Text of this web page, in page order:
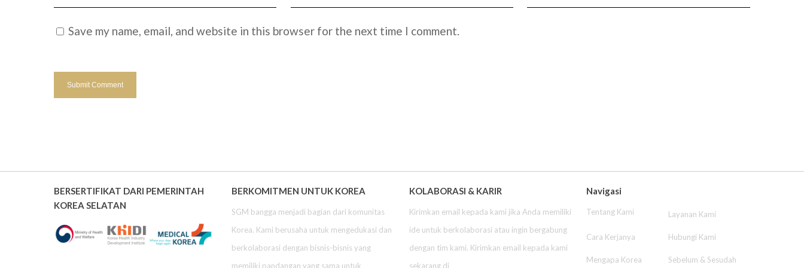
Save my name, email, and website in this browser for the next time I comment.
BERSERTIFIKAT DARI PEMERINTAH
KOREA SELATAN
BERKOMITMEN UNTUK KOREA
SGM bangga menjadi bagian dari komunitas
Korea. Kami berusaha untuk mengedukasi dan
berkolaborasi dengan bisnis-bisnis yang
memiliki pandangan yang sama untuk
KOLABORASI & KARIR
Kirimkan email kepada kami jika Anda memiliki
ide untuk berkolaborasi atau ingin bergabung
dengan tim kami. Kirimkan email kepada kami
sekarang di
Navigasi
Tentang Kami Layanan Kami
Cara Kerjanya Hubungi Kami
Mengapa Korea Sebelum & Sesudah